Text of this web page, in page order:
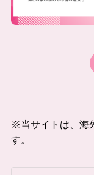
※当サイトは、海
す。